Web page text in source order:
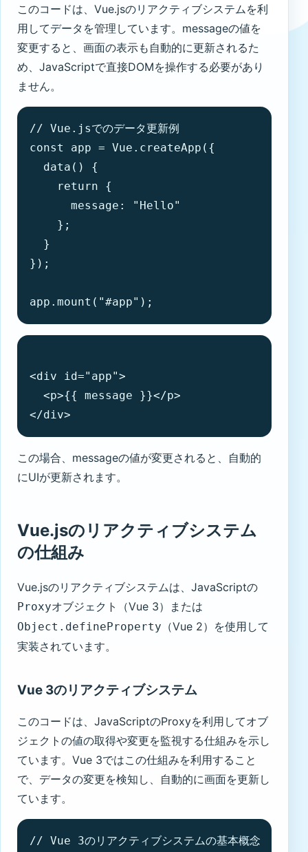
このコードは、Vue.jsのリアクティブシステムを利
用してデータを管理しています。messageの値を
変更すると、画面の表示も自動的に更新されるた
め、JavaScriptで直接DOMを操作する必要があり
ません。
// Vue.jsでのデータ更新例
const app = Vue.createApp({
  data() {
    return {
      message: "Hello"
    };
  }
});
app.mount("#app");
<div id="app">
  <p>{{ message }}</p>
</div>
この場合、messageの値が変更されると、自動的
にUIが更新されます。
Vue.jsのリアクティブシステム
の仕組み
Vue.jsのリアクティブシステムは、JavaScriptの
Proxyオブジェクト（Vue 3）または
Object.defineProperty （Vue 2）を使用して
実装されています。
Vue 3のリアクティブシステム
このコードは、JavaScriptのProxyを利用してオブ
ジェクトの値の取得や変更を監視する仕組みを示し
ています。Vue 3ではこの仕組みを利用すること
で、データの変更を検知し、自動的に画面を更新し
ています。
// Vue 3のリアクティブシステムの基本概念